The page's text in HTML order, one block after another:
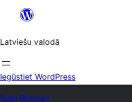
saturu
Latviešu valodā
Iegūstiet WordPress
Directory